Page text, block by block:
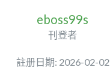
eboss99s
刊登者
註册日期: 2026-02-02